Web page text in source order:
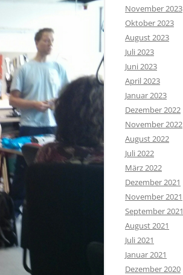
November 2023
Oktober 2023
August 2023
Juli 2023
Juni 2023
April 2023
Januar 2023
Dezember 2022
November 2022
August 2022
Juli 2022
März 2022
Dezember 2021
November 2021
September 2021
August 2021
Juli 2021
Januar 2021
Dezember 2020